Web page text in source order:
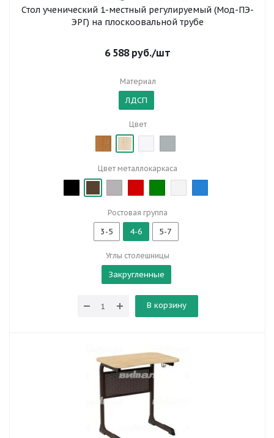
Стол ученический 1-местный регулируемый (Мод-ПЭ-
ЭРГ) на плоскоовальной трубе
6 588руб./шт
Материал
ЛДСП
Цвет
Цвет металлокаркаса
Ростовая группа
3-5 4-6 5-7
Углы столешницы
Закругленные
В корзину